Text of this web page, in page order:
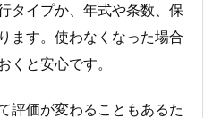
タイプか、年式や条数、保
ます。使わなくなった場合
くと安心です。
評価が変わることもあるた